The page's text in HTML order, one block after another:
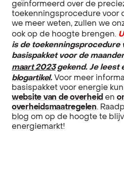
geïnformeerd over de
toekenningsprocedure voor
we meer weten, zullen we
ook op de hoogte brengen.
is de toekenningsprocedure
basispakket voor de
maart 2023gekend. Je leest
blogartikel. Voor meer
basispakket voor energie
website van de overheid en
overheidsmaatregelen.
blog om op de hoogte te
energiemarkt!